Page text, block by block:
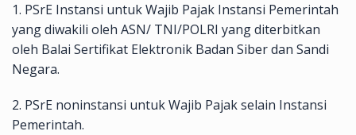
1. PSrE Instansi untuk Wajib Pajak Instansi Pemerintah
yang diwakili oleh ASN/ TNI/POLRI yang diterbitkan
oleh Balai Sertifikat Elektronik Badan Siber dan Sandi
Negara.
2. PSrE noninstansi untuk Wajib Pajak selain Instansi
Pemerintah.